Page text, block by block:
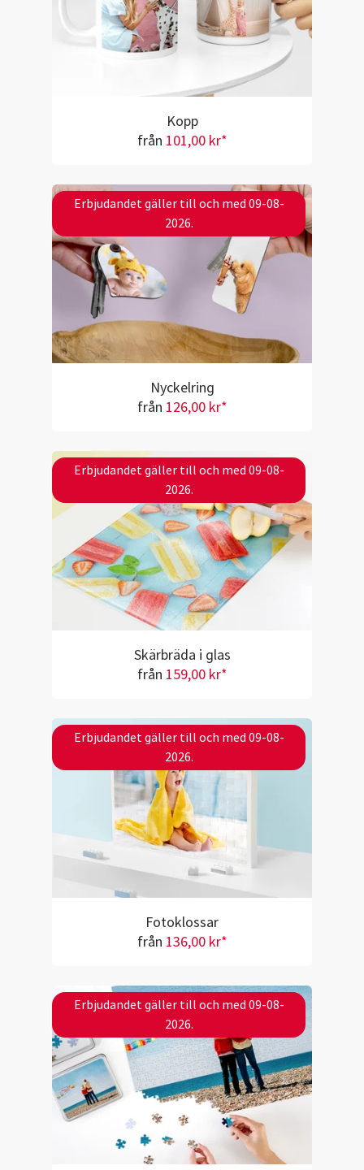
Kopp
från 101,00 kr*
Erbjudandet gäller till och med 09-08-
2026.
Nyckelring
från 126,00 kr*
Erbjudandet gäller till och med 09-08-
2026.
Skärbräda i glas
från 159,00 kr*
Erbjudandet gäller till och med 09-08-
2026.
Fotoklossar
från 136,00 kr*
Erbjudandet gäller till och med 09-08-
2026.